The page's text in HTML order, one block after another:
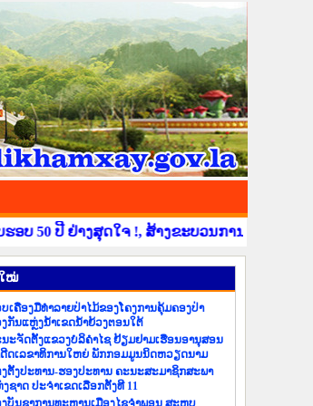
ປີ ຢ່າງສຸດໃຈ !, ສ້າງຂະບວນການຂໍ່ານັບຮັບຕ້ອນ ວັ
ໝ່
ເຄື່ອງມືທຳລາຍປ່າໄມ້ຂອງໂຄງການຄຸ້ມຄອງປ່າ
ກັນແຫຼ່ງນ້ຳເຂດນ້ຳຍ້ວງຕອນໃຕ້
ະຈັດຕັ້ງແຂວງບໍລິຄຳໄຊ ຢ້ຽມຢາມເຮືອນອານຸສອນ
ດເລຂາທິການໃຫຍ່ ພັກກອມມູນນິດຫວຽດນາມ
ຕັ້ງປະທານ-ຮອງປະທານ ຄະນະສະມາຊິກສະພາ
ຊາດ ປະຈຳເຂດເລືອກຕັ້ງທີ 11
ບັນຊາການທະຫານເມືອງໄຊຈຳພອນ ສະຫຼຸບ